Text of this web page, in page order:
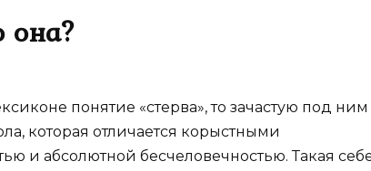
она?
понятие «стерва», то зачастую под ним
которая отличается корыстными
и абсолютной бесчеловечностью. Такая